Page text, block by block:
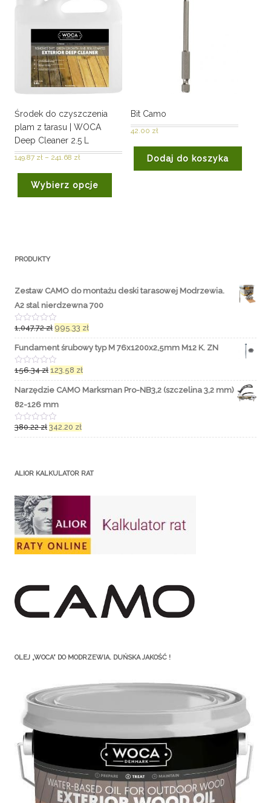
Środek do czyszczenia
plam z tarasu | WOCA
Deep Cleaner 2.5 L
149.87 zł – 241.68 zł
Wybierz opcje
Bit Camo
42.00 zł
Dodaj do koszyka
PRODUKTY
Zestaw CAMO do montażu deski tarasowej Modrzewia.
A2 stal nierdzewna 700
O
c
e
n
i
o
0
a
5
1,047.72zł 995.33 zł
Fundament śrubowy typ M 76x1200x2,5mm M12 K. ZN
O
c
e
n
i
n
o
156.34zł 123.58 zł
Narzędzie CAMO Marksman Pro-NB3,2 (szczelina 3,2 mm)
82-126 mm
O
c
n
n
a
5
380.22zł 342.20 zł
ALIOR KALKULATOR RAT
OLEJ „WOCA” DO MODRZEWIA. DUŃSKA JAKOŚĆ !